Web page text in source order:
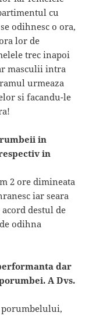
cu
odihnesc o ora,
lor de
trec inapoi
masculii intra
urmeaza
si facandu-le
in
in
2 ore dimineata
iar seara
destul de
odihna
dar
A Dvs.
porumbelului,